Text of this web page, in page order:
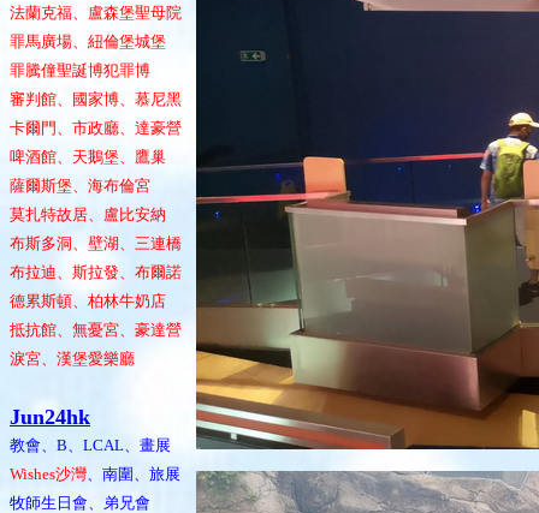
法蘭克福、盧森堡聖母院
罪馬廣場、紐倫堡城堡
罪騰僮聖誕博犯罪博
審判館、國家博、慕尼黑
卡爾門、市政廳、達豪營
啤酒館、天鵝堡、鷹巢
薩爾斯堡、海布倫宮
莫扎特故居、盧比安納
布斯多洞、壁湖、三連橋
布拉迪、斯拉發、布爾諾
德累斯頓、柏林牛奶店
抵抗館、無憂宮、豪達營
淚宮、漢堡愛樂廳
Jun24hk
教會、B、LCAL、畫展
Wishes沙灣、南圍、旅展
牧師生日會、弟兄會